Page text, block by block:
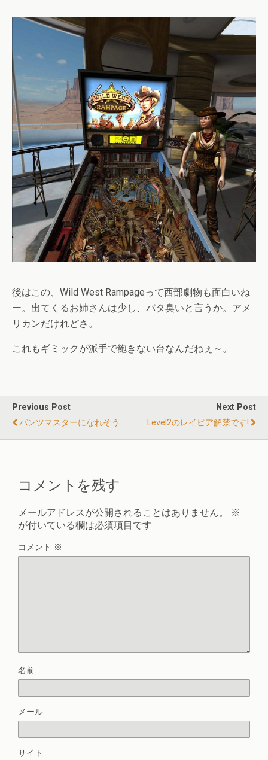
後はこの、Wild West Rampageって西部劇物も面白いね
ー。出てくるお姉さんは少し、バタ臭いと言うか。アメ
リカンだけれどさ。
これもギミックが派手で飽きない台なんだねぇ～。
Previous Post
パンツマスターになれそう
Next Post
Level2のレイピア解禁です!
コメントを残す
メールアドレスが公開されることはありません。
※
が付いている欄は必須項目です
コメント ※
名前
メール
サイト